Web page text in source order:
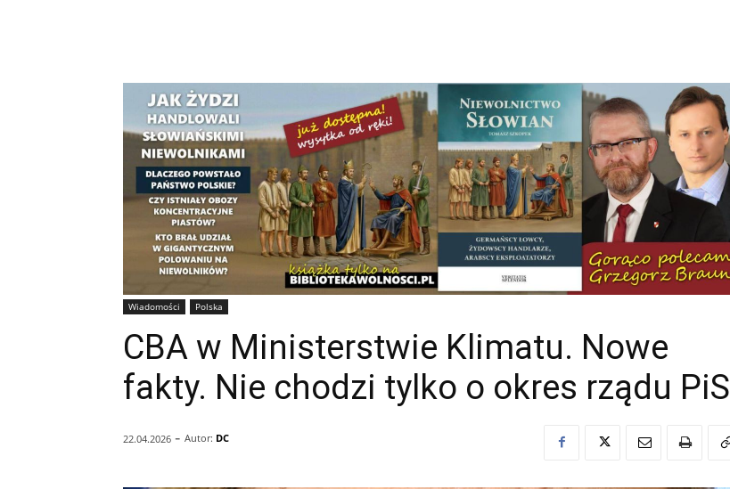
Wiadomości Polska
CBA w Ministerstwie Klimatu. Nowe
fakty. Nie chodzi tylko o okres rządu PiS
22.04.2026 - Autor: DC